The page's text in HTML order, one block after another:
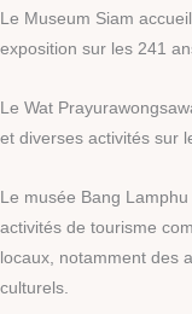
Le Museum Siam
exposition sur les 241
Le Wat
et diverses activités sur
Le musée Bang
activités de tourisme
locaux, notamment des
culturels.